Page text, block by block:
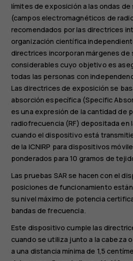
límites de exposición a las ondas de
(campos electromagnéticos de
recomendados por las directrices
organización científica
directrices incorporan márgenes de
considerables cuyo objetivo es
todas las personas con
Las directrices de exposición se
absorción específica (Specific
es una expresión de la cantidad de
radiofrecuencia (RF) depositada en
cuando el dispositivo está
de la ICNIRP para dispositivos
ponderados para 10 gramos de
Las pruebas SAR se hacen con el
posiciones de funcionamiento
su nivel máximo de potencia
bandas de frecuencia.
Este dispositivo cumple las
cuando se utiliza junto a la cabeza
a una distancia mínima de 1,5